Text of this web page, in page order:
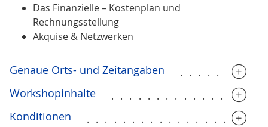
Das Finanzielle – Kostenplan und
Rechnungsstellung
Akquise & Netzwerken
Genaue Orts- und Zeitangaben
Workshopinhalte
Konditionen